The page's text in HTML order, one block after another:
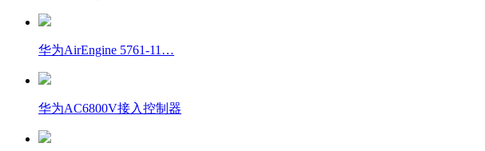
华为AirEngine 5761-11…
华为AC6800V接入控制器